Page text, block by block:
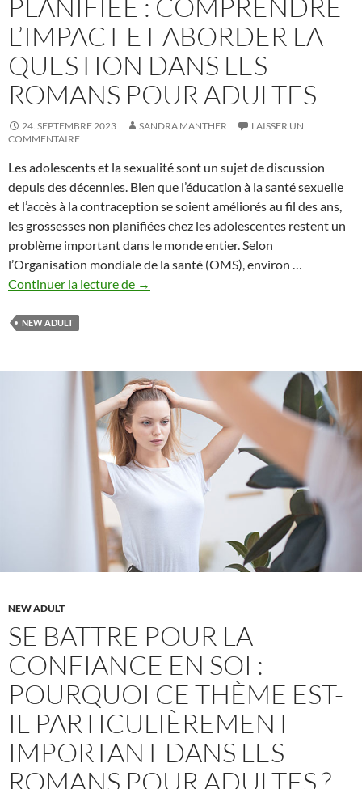
PLANIFIÉE : COMPRENDRE
L’IMPACT ET ABORDER LA
QUESTION DANS LES
ROMANS POUR ADULTES
24. SEPTEMBRE 2023 SANDRA MANTHER
LAISSER UN
COMMENTAIRE
Les adolescents et la sexualité sont un sujet de discussion
depuis des décennies. Bien que l’éducation à la santé sexuelle
et l’accès à la contraception se soient améliorés au fil des ans,
les grossesses non planifiées chez les adolescentes restent un
problème important dans le monde entier. Selon
l’Organisation mondiale de la santé (OMS), environ …
Continuer la lecture de Adolescents,
planifiée
:
Comprendre
l’impact
et
aborder
la
les
romans
→
NEW ADULT
NEW ADULT
SE BATTRE POUR LA
CONFIANCE EN SOI :
POURQUOI CE THÈME EST-
IL PARTICULIÈREMENT
IMPORTANT DANS LES
ROMANS POUR ADULTES ?